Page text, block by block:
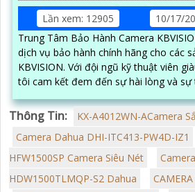
Lần xem: 12905
10/17/
Trung Tâm Bảo Hành Camera
dịch vụ bảo hành chính hãng cho các
KBVISION. Với đội ngũ kỹ thuật viên giàu kinh nghiệm, chúng
tôi cam kết đem đến sự hài lòng và
cho khách hàng
Thông Tin:
KX-A4012WN-ACamera
Camera Dahua DHI-ITC413-PW4D-IZ1
HFW1500SP Camera Siêu Nét
HDW1500TLMQP-S2 Dahua